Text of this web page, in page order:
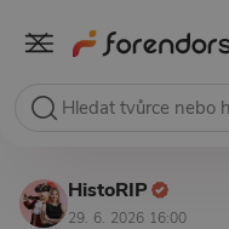
HistoRIP
29. 6. 2026 16:00